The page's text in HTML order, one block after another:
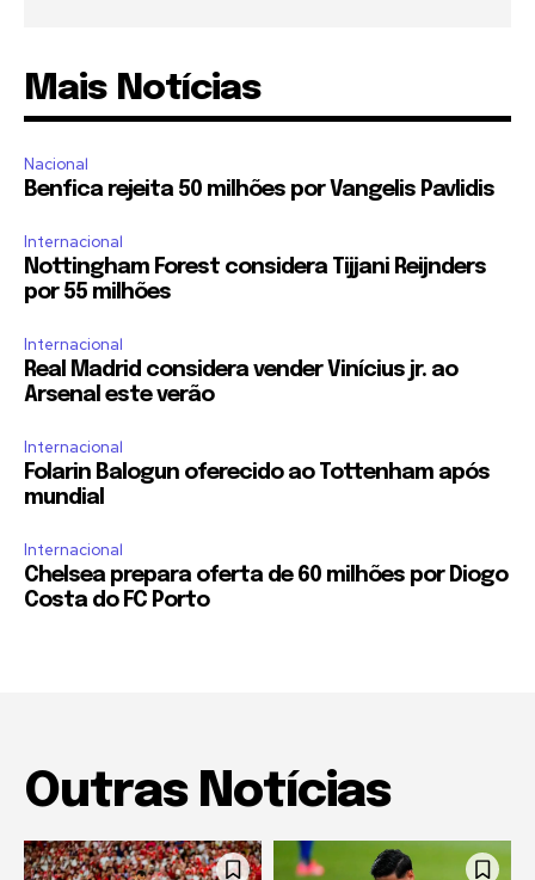
Mais Notícias
Nacional
Benfica rejeita 50 milhões por Vangelis Pavlidis
Internacional
Nottingham Forest considera Tijjani Reijnders
por 55 milhões
Internacional
Real Madrid considera vender Vinícius jr. ao
Arsenal este verão
Internacional
Folarin Balogun oferecido ao Tottenham após
mundial
Internacional
Chelsea prepara oferta de 60 milhões por Diogo
Costa do FC Porto
Outras Notícias